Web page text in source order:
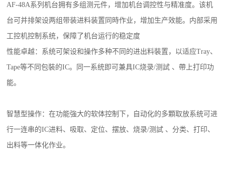
AF-48A系列机台拥有多组测元件，增加机台调控性与精准度。该机
台可并排架设两组带装进料装置同時作业，增加生产效能。内部采用
工控机控制系统，保障了机台运行的稳定度
性能卓越：系统可架设和操作多种不同的进出料裝置，以适应Tray、
Tape等不同包裝的IC。同一系统即可兼具IC烧录/测試 、帶上打印功
能。
智慧型操作：在功能強大的软体控制下，自动化的多顆取放系统可进
行一连串的IC进料、吸取、定位、摆放、烧录/测試 、分类、打印、
出料等一体化作业。